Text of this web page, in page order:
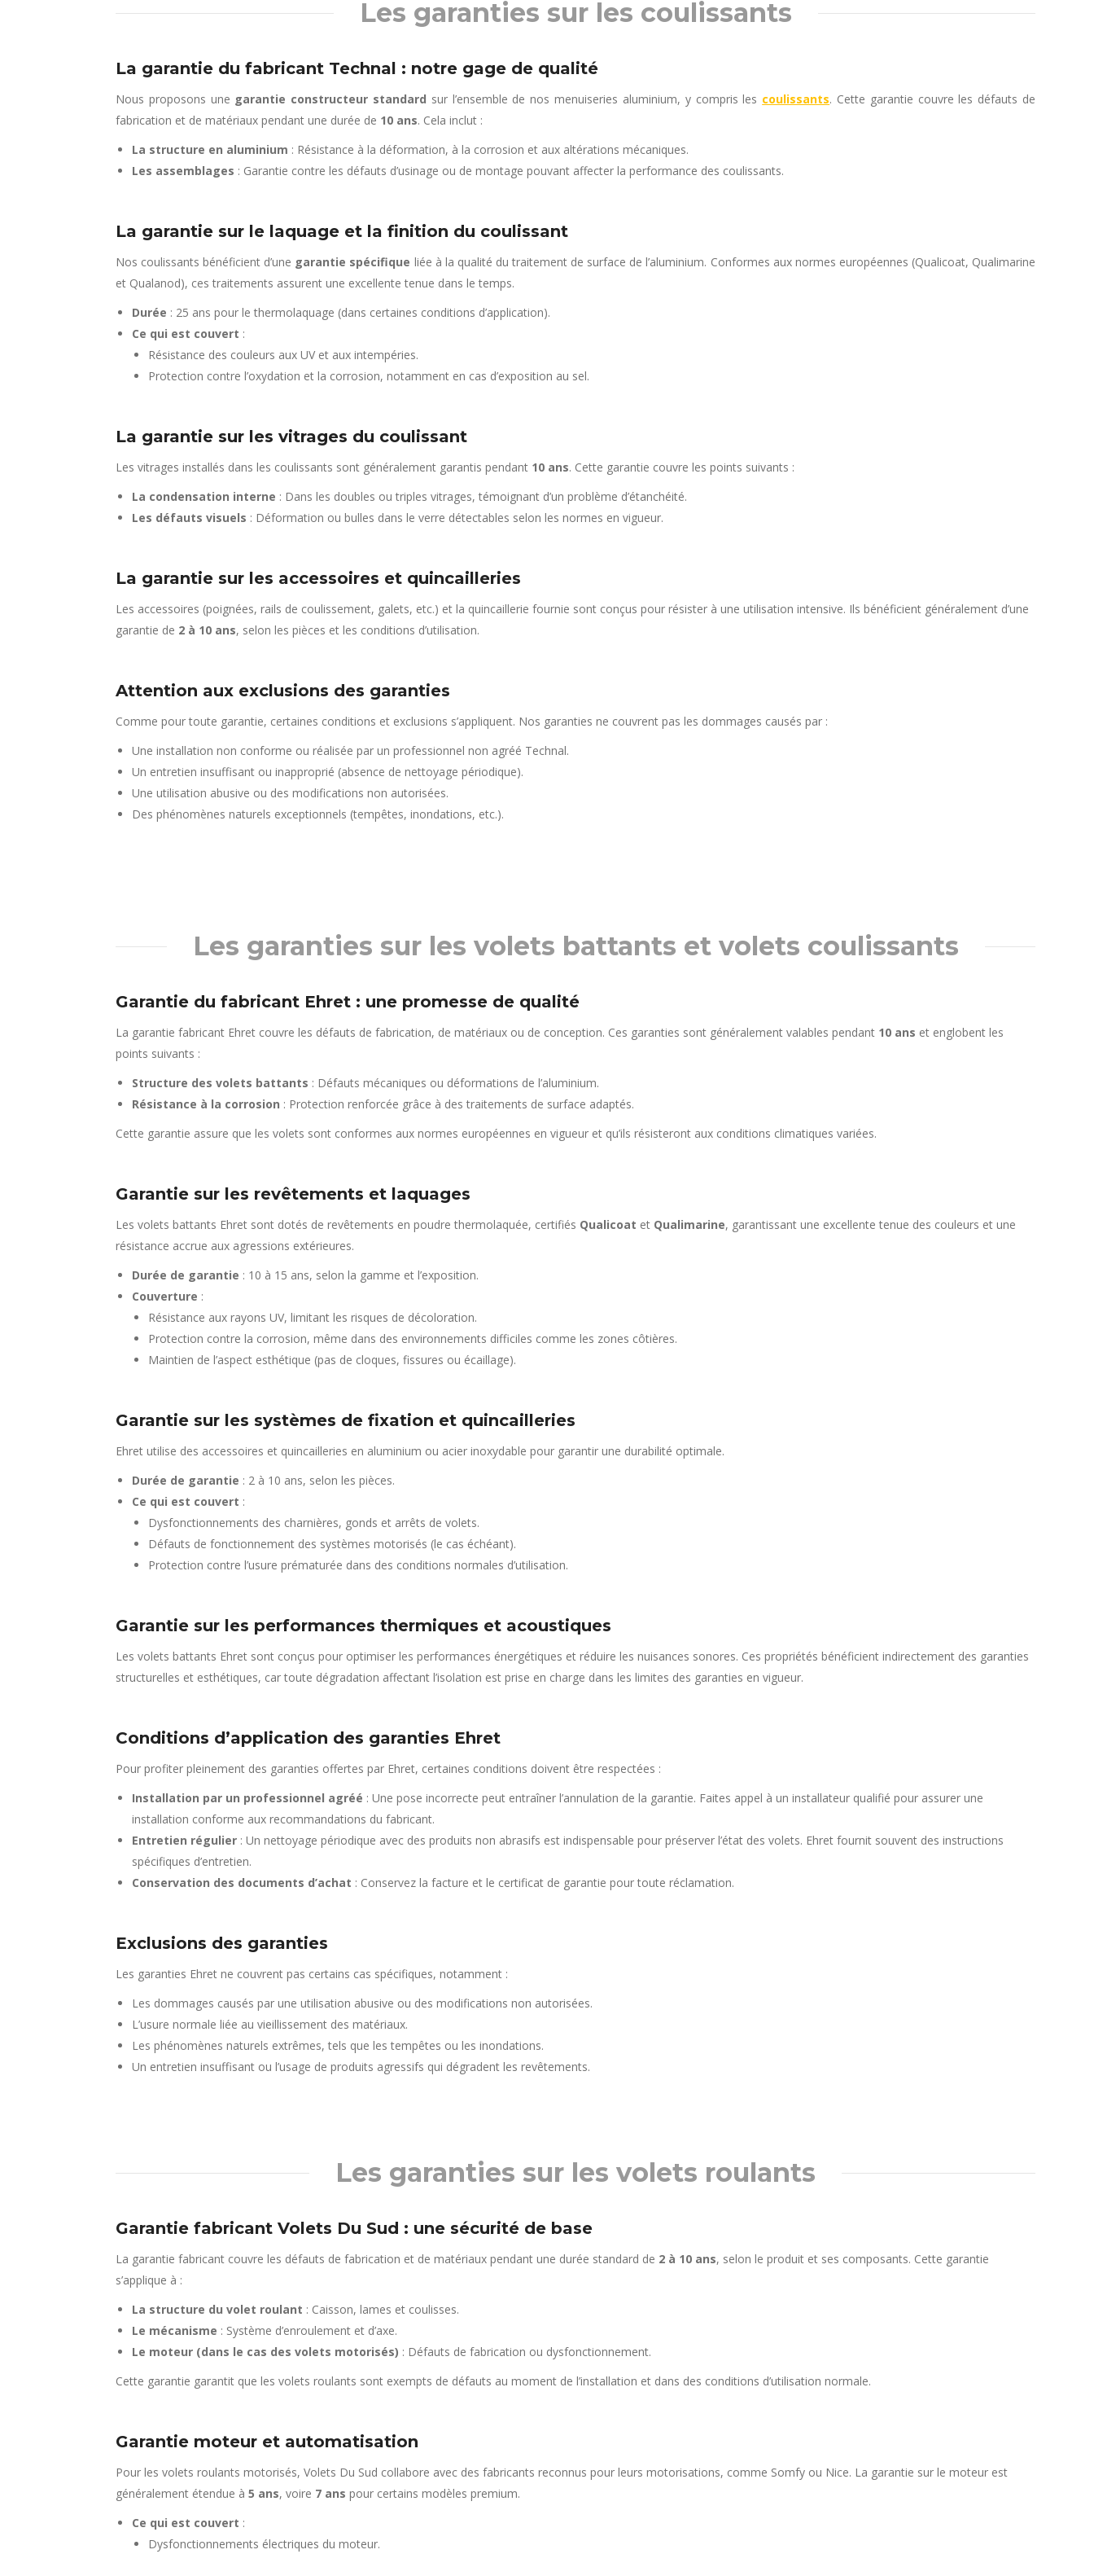
Les garanties sur les coulissants
La garantie du fabricant Technal : notre gage de qualité
Nous proposons une garantie constructeur standard sur l’ensemble de nos menuiseries aluminium, y compris les coulissants. Cette garantie couvre les défauts de
fabrication et de matériaux pendant une durée de 10 ans. Cela inclut :
La structure en aluminium : Résistance à la déformation, à la corrosion et aux altérations mécaniques.
Les assemblages : Garantie contre les défauts d’usinage ou de montage pouvant affecter la performance des coulissants.
La garantie sur le laquage et la finition du coulissant
Nos coulissants bénéficient d’une garantie spécifique liée à la qualité du traitement de surface de l’aluminium. Conformes aux normes européennes (Qualicoat, Qualimarine
et Qualanod), ces traitements assurent une excellente tenue dans le temps.
Durée : 25 ans pour le thermolaquage (dans certaines conditions d’application).
Ce qui est couvert :
Résistance des couleurs aux UV et aux intempéries.
Protection contre l’oxydation et la corrosion, notamment en cas d’exposition au sel.
La garantie sur les vitrages du coulissant
Les vitrages installés dans les coulissants sont généralement garantis pendant 10 ans. Cette garantie couvre les points suivants :
La condensation interne : Dans les doubles ou triples vitrages, témoignant d’un problème d’étanchéité.
Les défauts visuels : Déformation ou bulles dans le verre détectables selon les normes en vigueur.
La garantie sur les accessoires et quincailleries
Les accessoires (poignées, rails de coulissement, galets, etc.) et la quincaillerie fournie sont conçus pour résister à une utilisation intensive. Ils bénéficient généralement d’une
garantie de 2 à 10 ans, selon les pièces et les conditions d’utilisation.
Attention aux exclusions des garanties
Comme pour toute garantie, certaines conditions et exclusions s’appliquent. Nos garanties ne couvrent pas les dommages causés par :
Une installation non conforme ou réalisée par un professionnel non agréé Technal.
Un entretien insuffisant ou inapproprié (absence de nettoyage périodique).
Une utilisation abusive ou des modifications non autorisées.
Des phénomènes naturels exceptionnels (tempêtes, inondations, etc.).
Les garanties sur les volets battants et volets coulissants
Garantie du fabricant Ehret : une promesse de qualité
La garantie fabricant Ehret couvre les défauts de fabrication, de matériaux ou de conception. Ces garanties sont généralement valables pendant 10 ans et englobent les
points suivants :
Structure des volets battants : Défauts mécaniques ou déformations de l’aluminium.
Résistance à la corrosion : Protection renforcée grâce à des traitements de surface adaptés.
Cette garantie assure que les volets sont conformes aux normes européennes en vigueur et qu’ils résisteront aux conditions climatiques variées.
Garantie sur les revêtements et laquages
Les volets battants Ehret sont dotés de revêtements en poudre thermolaquée, certifiés Qualicoat et Qualimarine, garantissant une excellente tenue des couleurs et une
résistance accrue aux agressions extérieures.
Durée de garantie : 10 à 15 ans, selon la gamme et l’exposition.
Couverture :
Résistance aux rayons UV, limitant les risques de décoloration.
Protection contre la corrosion, même dans des environnements difficiles comme les zones côtières.
Maintien de l’aspect esthétique (pas de cloques, fissures ou écaillage).
Garantie sur les systèmes de fixation et quincailleries
Ehret utilise des accessoires et quincailleries en aluminium ou acier inoxydable pour garantir une durabilité optimale.
Durée de garantie : 2 à 10 ans, selon les pièces.
Ce qui est couvert :
Dysfonctionnements des charnières, gonds et arrêts de volets.
Défauts de fonctionnement des systèmes motorisés (le cas échéant).
Protection contre l’usure prématurée dans des conditions normales d’utilisation.
Garantie sur les performances thermiques et acoustiques
Les volets battants Ehret sont conçus pour optimiser les performances énergétiques et réduire les nuisances sonores. Ces propriétés bénéficient indirectement des garanties
structurelles et esthétiques, car toute dégradation affectant l’isolation est prise en charge dans les limites des garanties en vigueur.
Conditions d’application des garanties Ehret
Pour profiter pleinement des garanties offertes par Ehret, certaines conditions doivent être respectées :
Installation par un professionnel agréé : Une pose incorrecte peut entraîner l’annulation de la garantie. Faites appel à un installateur qualifié pour assurer une
installation conforme aux recommandations du fabricant.
Entretien régulier : Un nettoyage périodique avec des produits non abrasifs est indispensable pour préserver l’état des volets. Ehret fournit souvent des instructions
spécifiques d’entretien.
Conservation des documents d’achat : Conservez la facture et le certificat de garantie pour toute réclamation.
Exclusions des garanties
Les garanties Ehret ne couvrent pas certains cas spécifiques, notamment :
Les dommages causés par une utilisation abusive ou des modifications non autorisées.
L’usure normale liée au vieillissement des matériaux.
Les phénomènes naturels extrêmes, tels que les tempêtes ou les inondations.
Un entretien insuffisant ou l’usage de produits agressifs qui dégradent les revêtements.
Les garanties sur les volets roulants
Garantie fabricant Volets Du Sud : une sécurité de base
La garantie fabricant couvre les défauts de fabrication et de matériaux pendant une durée standard de 2 à 10 ans, selon le produit et ses composants. Cette garantie
s’applique à :
La structure du volet roulant : Caisson, lames et coulisses.
Le mécanisme : Système d’enroulement et d’axe.
Le moteur (dans le cas des volets motorisés) : Défauts de fabrication ou dysfonctionnement.
Cette garantie garantit que les volets roulants sont exempts de défauts au moment de l’installation et dans des conditions d’utilisation normale.
Garantie moteur et automatisation
Pour les volets roulants motorisés, Volets Du Sud collabore avec des fabricants reconnus pour leurs motorisations, comme Somfy ou Nice. La garantie sur le moteur est
généralement étendue à 5 ans, voire 7 ans pour certains modèles premium.
Ce qui est couvert :
Dysfonctionnements électriques du moteur.